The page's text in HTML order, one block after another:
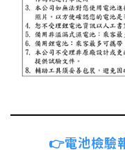
👉電池檢驗